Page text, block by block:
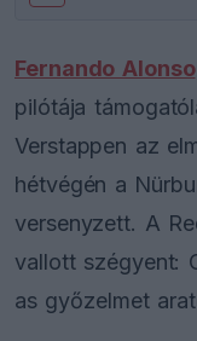
Fernando Alonso
pilótája
Verstappen az
hétvégén a
versenyzett. A
vallott szégyent:
as győzelmet